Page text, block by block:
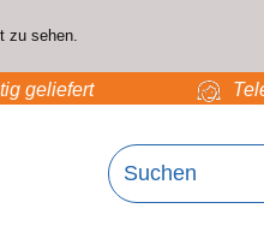
zu sehen.
geliefert